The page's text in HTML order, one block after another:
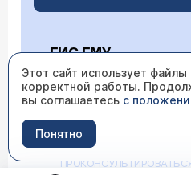
ГИС ГМУ
ИМЕЮТСЯ
Этот сайт использует
корректной работы.
вы соглашаетесь с
Понятно